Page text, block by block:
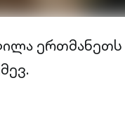
ერთმანეთს